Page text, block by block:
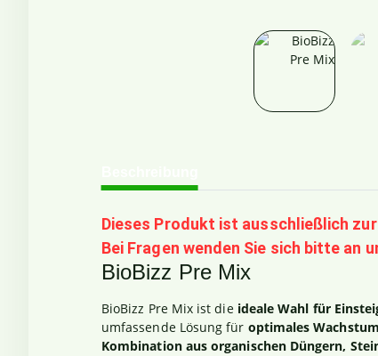
Dieses Produkt ist ausschließlich
Bei Fragen wenden Sie sich bitte an
BioBizz Pre Mix
BioBizz Pre Mix ist dieideale Wahl für
umfassende Lösung für optimales
Kombination aus organischen Düngern,